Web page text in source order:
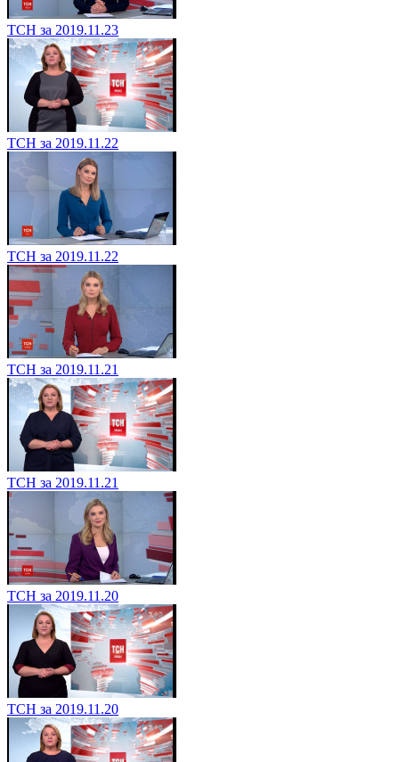
ТСН за 2019.11.23
ТСН за 2019.11.22
ТСН за 2019.11.22
ТСН за 2019.11.21
ТСН за 2019.11.21
ТСН за 2019.11.20
ТСН за 2019.11.20